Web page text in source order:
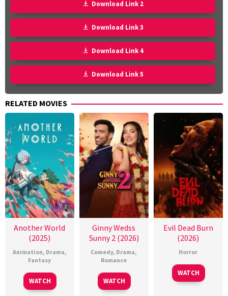
Download Link 2
Download Link 3
Download Link 4
Download Link 5
RELATED MOVIES
Another World
(2025)
Animation, Drama,
Fantasy
WATCH
Ginny Wedss
Sunny 2 (2026)
Comedy, Drama,
Romance
WATCH
Evil Dead Burn
(2026)
Horror
WATCH